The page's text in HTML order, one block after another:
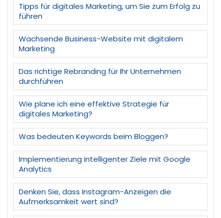
Tipps für digitales Marketing, um Sie zum Erfolg zu
führen
Wachsende Business-Website mit digitalem
Marketing
Das richtige Rebranding für Ihr Unternehmen
durchführen
Wie plane ich eine effektive Strategie für
digitales Marketing?
Was bedeuten Keywords beim Bloggen?
Implementierung intelligenter Ziele mit Google
Analytics
Denken Sie, dass Instagram-Anzeigen die
Aufmerksamkeit wert sind?